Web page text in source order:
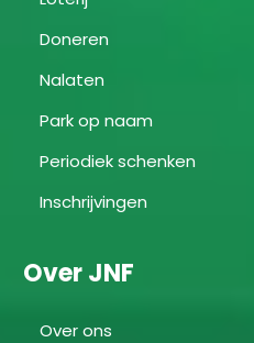
Doneren
Nalaten
Park op naam
Periodiek schenken
Inschrijvingen
Over JNF
Over ons